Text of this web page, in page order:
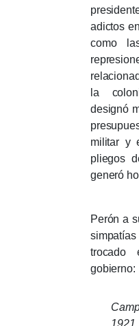
adictos
como
la
designó
militar y
pliegos
generó
Ello
Perón a
trocado
gobierno:
1921